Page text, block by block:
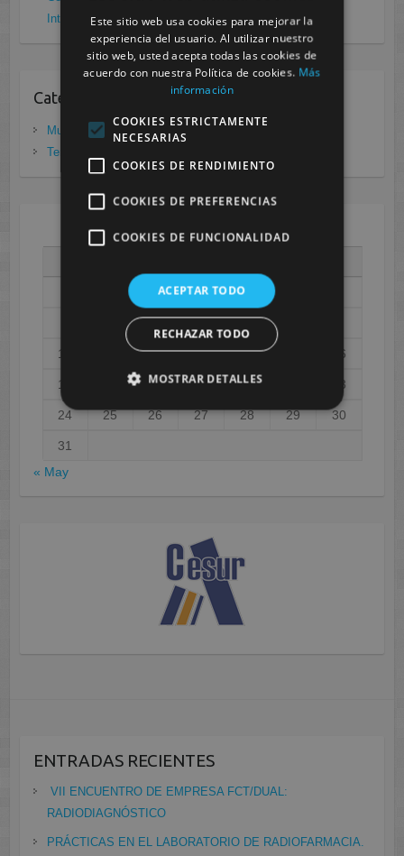
Internacional Enfermedades raras noviembre 26, 2020
Categorias
Murcia
(281)
Tenerife
AGOSTO 2026
5 6 7
10 12 13 14 16
17 19 20 21 23
24 25 26 27 28 29 30
31
« May
ENTRADAS RECIENTES
VII ENCUENTRO DE EMPRESA FCT/DUAL:
RADIODIAGNÓSTICO
PRÁCTICAS EN EL LABORATORIO DE RADIOFARMACIA.
Este sitio web usa cookies para mejorar la
experiencia del usuario. Al utilizar nuestro
sitio web, usted acepta todas las cookies de
acuerdo con nuestra Política de cookies. Más
información
COOKIES ESTRICTAMENTE
NECESARIAS
COOKIES DE RENDIMIENTO
COOKIES DE PREFERENCIAS
COOKIES DE FUNCIONALIDAD
ACEPTAR TODO
RECHAZAR TODO
MOSTRAR DETALLES